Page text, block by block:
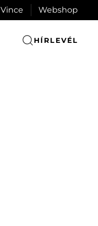
Vince Webshop
HÍRLEVÉL